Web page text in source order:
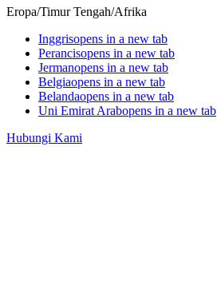
Eropa/Timur Tengah/Afrika
Inggrisopens in a new tab
Perancisopens in a new tab
Jermanopens in a new tab
Belgiaopens in a new tab
Belandaopens in a new tab
Uni Emirat Arabopens in a new tab
Hubungi Kami